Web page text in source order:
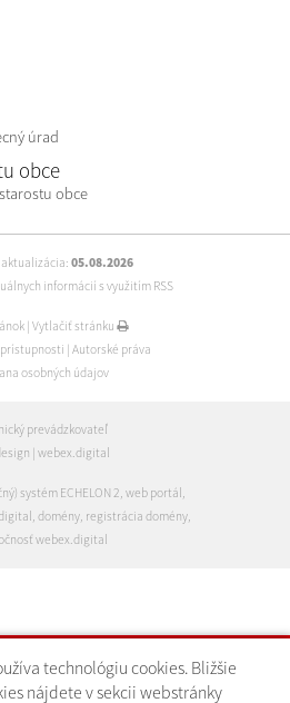
technológiu cookies. Bližšie
nájdete v sekcii webstránky
úrad
obce
obce
05.08.2026
informácií s využitím RSS
| Vytlačiť stránku
| Autorské práva
osobných údajov
prevádzkovateľ
| webex.digital
systém ECHELON 2 web portál
domény, registrácia domény,
webex.digital